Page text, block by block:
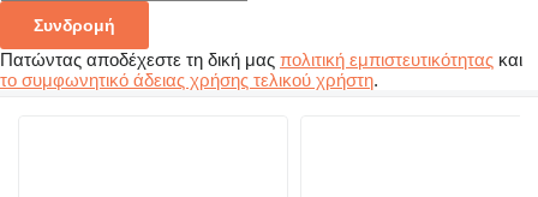
Συνδρομή
Πατώντας αποδέχεστε τη δική μας πολιτική εμπιστευτικότητας και
το συμφωνητικό άδειας χρήσης τελικού χρήστη.